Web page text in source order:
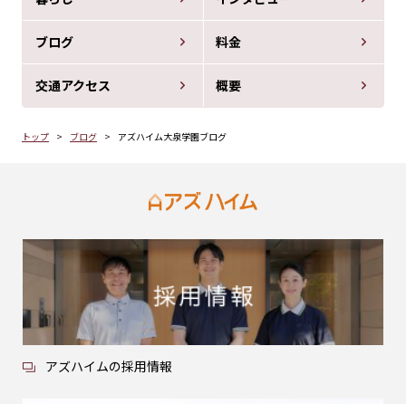
ブログ 料金
交通アクセス 概要
トップ ブログ アズハイム大泉学園ブログ
アズハイムの採用情報